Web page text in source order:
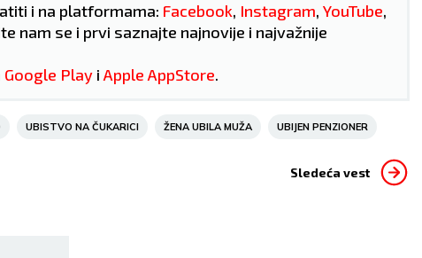
i na platformama: Facebook, Instagram, YouTube,
nam se i prvi saznajte najnovije i najvažnije
Google Play i Apple AppStore.
UBISTVO NA ČUKARICI ŽENA UBILA MUŽA UBIJEN PENZIONER
Sledeća vest
LAV
22.7 - 23.8